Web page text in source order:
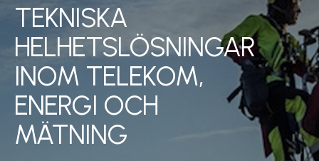
TEKNISKA
HELHETSLÖSNINGAR
INOM TELEKOM,
ENERGI OCH
MÄTNING